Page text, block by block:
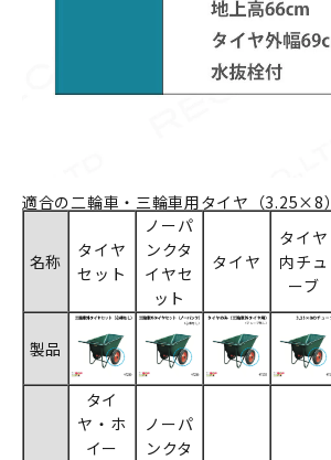
適合の二輪車・三輪車用タイヤ（3.25×8）
名称
タイヤ
セット
ノーパ
ンクタ
イヤセ
ット
タイヤ
タイヤ
内チュ
ーブ
製品
タイ
ヤ・ホ
イー
ノーパ
ンクタ